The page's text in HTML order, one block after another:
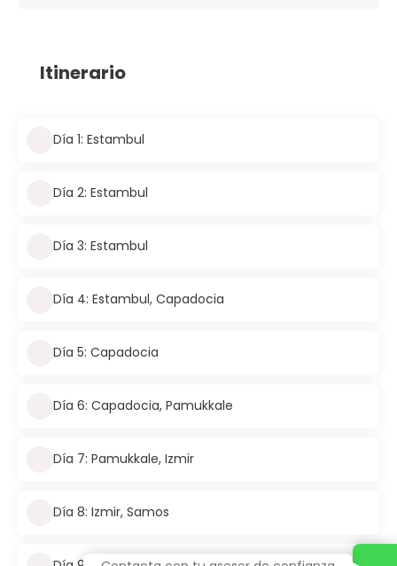
Itinerario
Día 1: Estambul
Día 2: Estambul
Día 3: Estambul
Día 4: Estambul, Capadocia
Día 5: Capadocia
Día 6: Capadocia, Pamukkale
Día 7: Pamukkale, Izmir
Día 8: Izmir, Samos